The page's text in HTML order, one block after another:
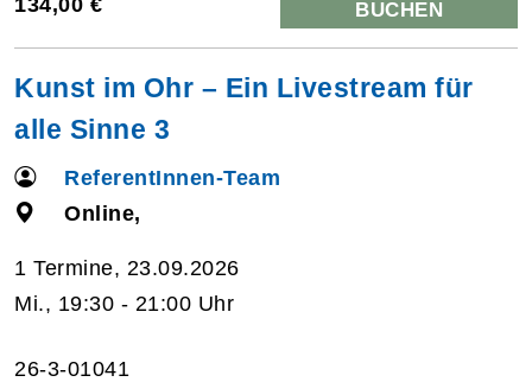
BUCHEN
Kunst im Ohr – Ein Livestream für
alle Sinne 3
ReferentInnen-Team
Online,
1 Termine, 23.09.2026
Mi., 19:30 - 21:00 Uhr
26-3-01041